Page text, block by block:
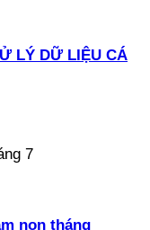
LÝ DỮ LIỆU CÁ
non tháng